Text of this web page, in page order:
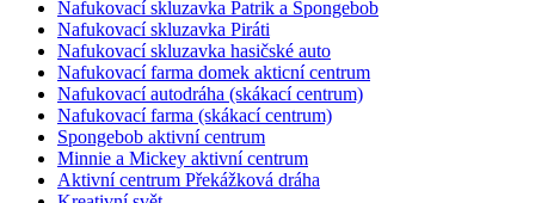
Nafukovací skluzavka Patrik a Spongebob
Nafukovací skluzavka Piráti
Nafukovací skluzavka hasičské auto
Nafukovací farma domek akticní centrum
Nafukovací autodráha (skákací centrum)
Nafukovací farma (skákací centrum)
Spongebob aktivní centrum
Minnie a Mickey aktivní centrum
Aktivní centrum Překážková dráha